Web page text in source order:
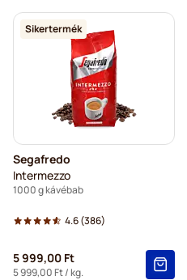
Sikertermék
Segafredo
Intermezzo
1000 g kávébab
4.6(386)
5 999,00 Ft
5 999,00 Ft/ kg.